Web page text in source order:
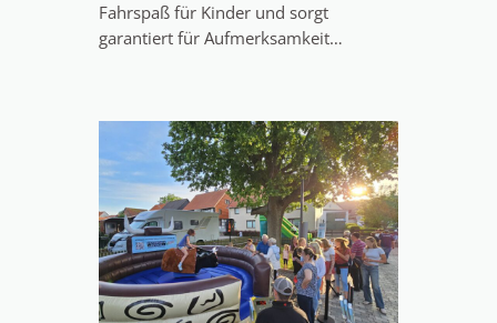
Fahrspaß für Kinder und sorgt
garantiert für Aufmerksamkeit…